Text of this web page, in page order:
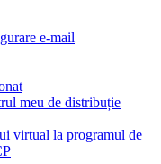
e-mail
meu de distribuție
virtual la programul de